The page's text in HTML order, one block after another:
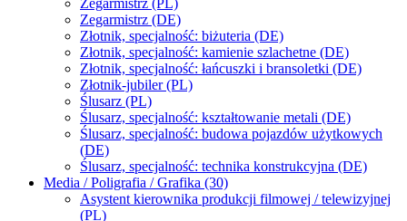
Zegarmistrz (PL)
Zegarmistrz (DE)
Złotnik, specjalność: biżuteria (DE)
Złotnik, specjalność: kamienie szlachetne (DE)
Złotnik, specjalność: łańcuszki i bransoletki (DE)
Złotnik-jubiler (PL)
Ślusarz (PL)
Ślusarz, specjalność: kształtowanie metali (DE)
Ślusarz, specjalność: budowa pojazdów użytkowych
(DE)
Ślusarz, specjalność: technika konstrukcyjna (DE)
Media / Poligrafia / Grafika (30)
Asystent kierownika produkcji filmowej / telewizyjnej
(PL)